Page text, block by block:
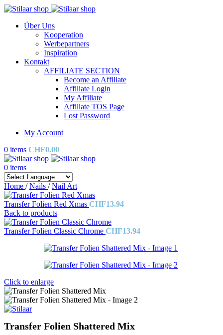
Über Uns
Kooperation
Werbepartners
Inspiration
Kontakt
AFFILIATE SECTION
Become an Affiliate
Affiliate Login
My Affiliate
Affiliate TOS Page
Lost Password
My Account
0 items CHF0.00
0 items
Home / Nails / Nail Art
Transfer Folien Red Xmas CHF13.94
Back to products
Transfer Folien Classic Chrome CHF13.94
Click to enlarge
Transfer Folien Shattered Mix